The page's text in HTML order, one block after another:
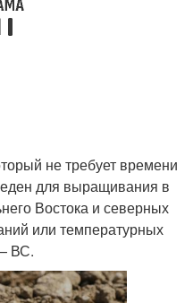
не требует времени
для выращивания в
Востока и северных
или температурных
ВС.